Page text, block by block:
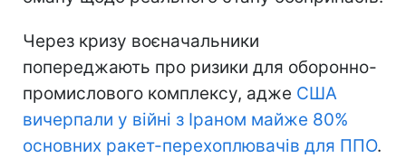
Через кризу воєначальники
попереджають про ризики для оборонно-
промислового комплексу, адже США
вичерпали у війні з Іраном майже 80%
основних ракет-перехоплювачів для ППО.